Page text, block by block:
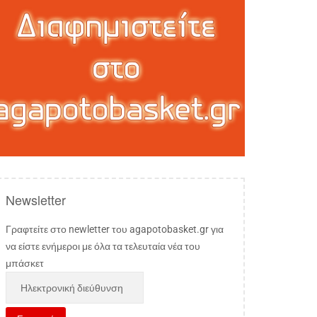
Newsletter
Γραφτείτε στο newletter του agapotobasket.gr για
να είστε ενήμεροι με όλα τα τελευταία νέα του
μπάσκετ